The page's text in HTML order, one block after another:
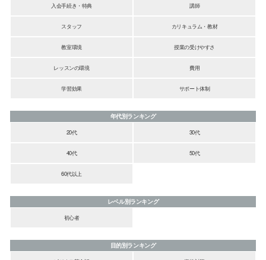
入会手続き・特典
講師
スタッフ カリキュラム・教材
教室環境 授業の受けやすさ
レッスンの環境 費用
学習効果 サポート体制
年代別ランキング
20代
30代
40代 50代
60代以上
レベル別ランキング
初心者
目的別ランキング